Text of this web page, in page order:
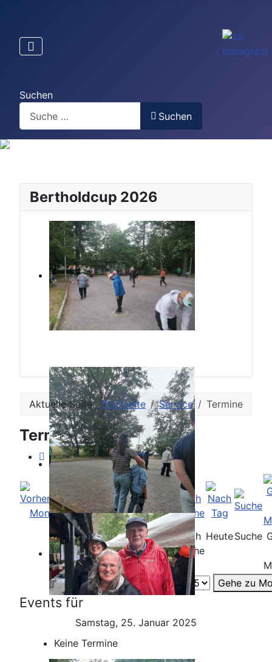
Suchen
Suchen
Bertholdcup 2026
Aktuelle Seite:Startseite Service Termine
Terminkalender
Nach
Jahr
Nach
Monat
Nach
Woche
HeuteSuche
Gehe zu
Events für
Samstag, 25. Januar 2025
Keine Termine